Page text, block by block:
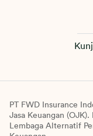
PT FWD Insurance
Jasa Keuangan
Lembaga Alternatif